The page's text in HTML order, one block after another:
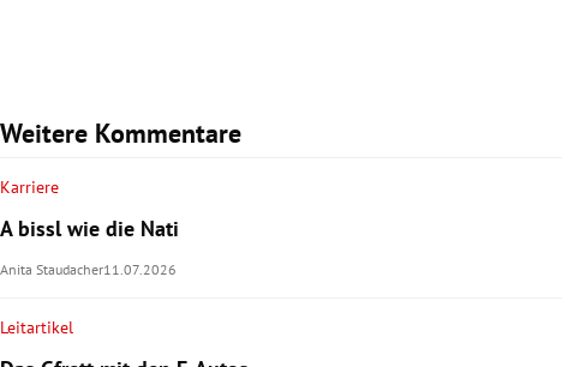
Weitere Kommentare
Karriere
A bissl wie die Nati
Anita Staudacher11.07.2026
Leitartikel